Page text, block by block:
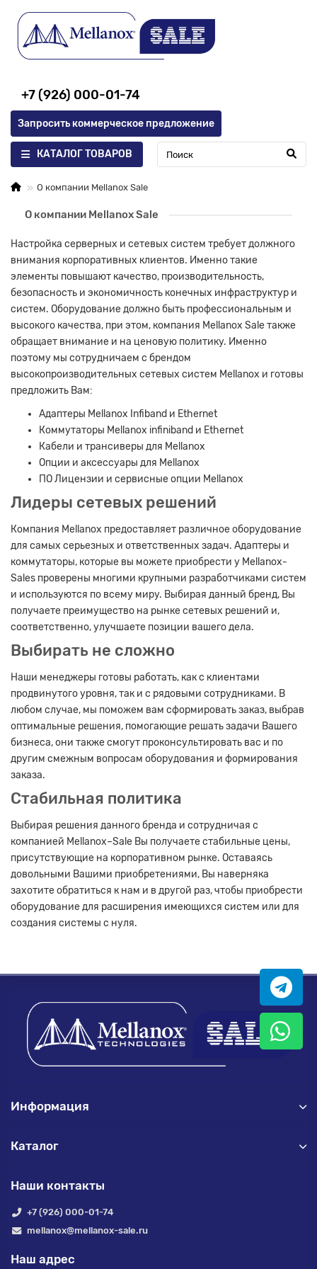
+7 (926) 000-01-74
Запросить коммерческое предложение
КАТАЛОГ ТОВАРОВ
О компании Mellanox Sale
О компании Mellanox Sale
Настройка серверных и сетевых систем требует должного
внимания корпоративных клиентов. Именно такие
элементы повышают качество, производительность,
безопасность и экономичность конечных инфраструктур и
систем. Оборудование должно быть профессиональным и
высокого качества, при этом, компания Mellanox Sale также
обращает внимание и на ценовую политику. Именно
поэтому мы сотрудничаем с брендом
высокопроизводительных сетевых систем Mellanox и готовы
предложить Вам:
Адаптеры Mellanox Infiband и Ethernet
Коммутаторы Mellanox infiniband и Ethernet
Кабели и трансиверы для Mellanox
Опции и аксессуары для Mellanox
ПО Лицензии и сервисные опции Mellanox
Лидеры сетевых решений
Компания Mellanox предоставляет различное оборудование
для самых серьезных и ответственных задач. Адаптеры и
коммутаторы, которые вы можете приобрести у Mellanox-
Sales проверены многими крупными разработчиками систем
и используются по всему миру. Выбирая данный бренд, Вы
получаете преимущество на рынке сетевых решений и,
соответственно, улучшаете позиции вашего дела.
Выбирать не сложно
Наши менеджеры готовы работать, как с клиентами
продвинутого уровня, так и с рядовыми сотрудниками. В
любом случае, мы поможем вам сформировать заказ, выбрав
оптимальные решения, помогающие решать задачи Вашего
бизнеса, они также смогут проконсультировать вас и по
другим смежным вопросам оборудования и формирования
заказа.
Стабильная политика
Выбирая решения данного бренда и сотрудничая с
компанией Mellanox–Sale Вы получаете стабильные цены,
присутствующие на корпоративном рынке. Оставаясь
довольными Вашими приобретениями, Вы наверняка
захотите обратиться к нам и в другой раз, чтобы приобрести
оборудование для расширения имеющихся систем или для
создания системы с нуля.
Информация
Каталог
Наши контакты
+7 (926) 000-01-74
mellanox@mellanox-sale.ru
Наш адрес